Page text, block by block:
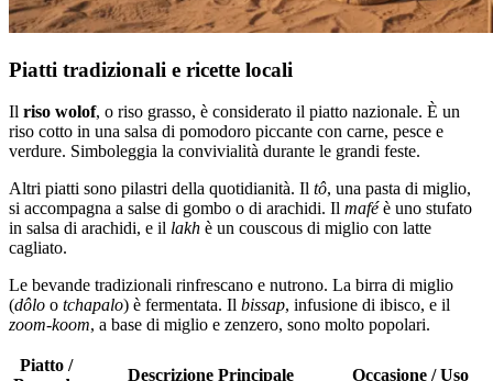
Piatti tradizionali e ricette locali
Il riso wolof, o riso grasso, è considerato il piatto nazionale. È un
riso cotto in una salsa di pomodoro piccante con carne, pesce e
verdure. Simboleggia la convivialità durante le grandi feste.
Altri piatti sono pilastri della quotidianità. Il tô, una pasta di miglio,
si accompagna a salse di gombo o di arachidi. Il maféè uno stufato
in salsa di arachidi, e il lakh è un couscous di miglio con latte
cagliato.
Le bevande tradizionali rinfrescano e nutrono. La birra di miglio
(dôlo o tchapalo) è fermentata. Il bissap, infusione di ibisco, e il
zoom-koom, a base di miglio e zenzero, sono molto popolari.
Piatto /
Descrizione Principale
Occasione / Uso